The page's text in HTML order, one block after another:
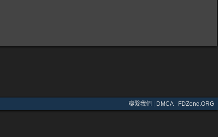
聯繫我們 | DMCA· FDZone.ORG